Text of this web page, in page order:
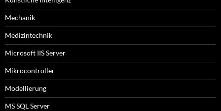
Mechanik
Medizintechnik
Microsoft IIS Server
Mikrocontroller
Modellierung
MS SQL Server